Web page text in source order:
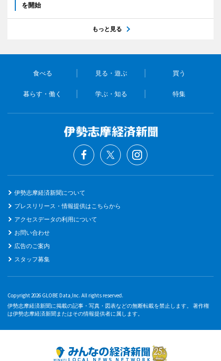
を開始
もっと見る
食べる 見る・遊ぶ 買う
暮らす・働く 学ぶ・知る 特集
伊勢志摩経済新聞について
プレスリリース・情報提供はこちらから
アクセスデータの利用について
お問い合わせ
広告のご案内
スタッフ募集
Copyright 2026 GLOBE Data,Inc. All rights reserved.
伊勢志摩経済新聞に掲載の記事・写真・図表などの無断転載を禁止します。 著作権
は伊勢志摩経済新聞またはその情報提供者に属します。